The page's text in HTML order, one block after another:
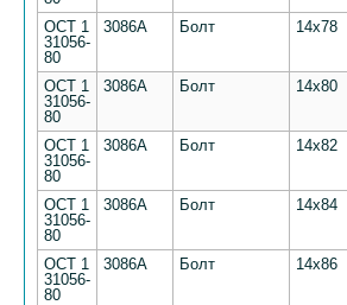
ОСТ 1
31056-
80
3086А Болт 14х78
ОСТ 1
31056-
80
3086А Болт 14х80
ОСТ 1
31056-
80
3086А Болт 14х82
ОСТ 1
31056-
80
3086А Болт 14х84
ОСТ 1
31056-
80
3086А Болт 14х86